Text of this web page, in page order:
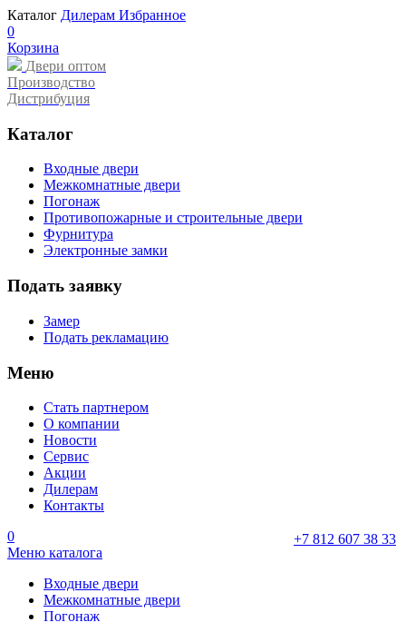
Каталог Дилерам Избранное
0
Корзина
Двери оптом
Производство
Дистрибуция
Каталог
Входные двери
Межкомнатные двери
Погонаж
Противопожарные и строительные двери
Фурнитура
Электронные замки
Подать заявку
Замер
Подать рекламацию
Меню
Стать партнером
О компании
Новости
Сервис
Акции
Дилерам
Контакты
+7 812 607 38 33
0
Меню каталога
Входные двери
Межкомнатные двери
Погонаж